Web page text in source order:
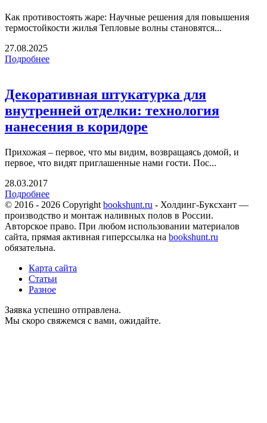
Как противостоять жаре: Научные решения для повышения
термостойкости жилья Тепловые волны становятся...
27.08.2025
Подробнее
Декоративная штукатурка для
внутренней отделки: технология
нанесения в коридоре
Прихожая – первое, что мы видим, возвращаясь домой, и
первое, что видят приглашенные нами гости. Пос...
28.03.2017
Подробнее
© 2016 - 2026 Copyright bookshunt.ru - Холдинг-Буксхант —
производство и монтаж наливных полов в России.
Авторское право. При любом использовании материалов
сайта, прямая активная гиперссылка на bookshunt.ru
обязательна.
Карта сайта
Статьи
Разное
Заявка успешно отправлена.
Мы скоро свяжемся с вами, ожидайте.